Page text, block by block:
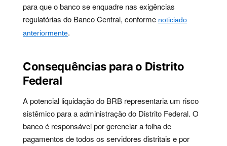
para que o banco se enquadre nas exigências
regulatórias do Banco Central, conforme noticiado
anteriormente.
Consequências para o Distrito
Federal
A potencial liquidação do BRB representaria um risco
sistêmico para a administração do Distrito Federal. O
banco é responsável por gerenciar a folha de
pagamentos de todos os servidores distritais e por